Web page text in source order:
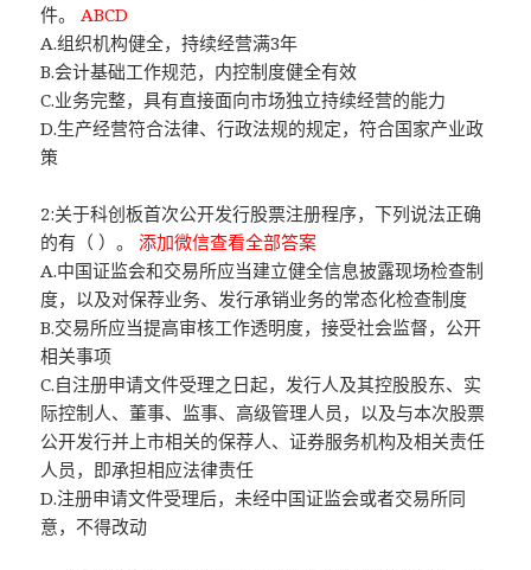
件。ABCD
A.组织机构健全，持续经营满3年
B.会计基础工作规范，内控制度健全有效
C.业务完整，具有直接面向市场独立持续经营的能力
D.生产经营符合法律、行政法规的规定，符合国家产业政
策
2:关于科创板首次公开发行股票注册程序，下列说法正确
的有（ ）。添加微信查看全部答案
A.中国证监会和交易所应当建立健全信息披露现场检查制
度，以及对保荐业务、发行承销业务的常态化检查制度
B.交易所应当提高审核工作透明度，接受社会监督，公开
相关事项
C.自注册申请文件受理之日起，发行人及其控股股东、实
际控制人、董事、监事、高级管理人员，以及与本次股票
公开发行并上市相关的保荐人、证券服务机构及相关责任
人员，即承担相应法律责任
D.注册申请文件受理后，未经中国证监会或者交易所同
意，不得改动